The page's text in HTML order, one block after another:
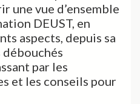
une vue d’ensemble
DEUST, en
aspects, depuis sa
débouchés
par les
et les conseils pour